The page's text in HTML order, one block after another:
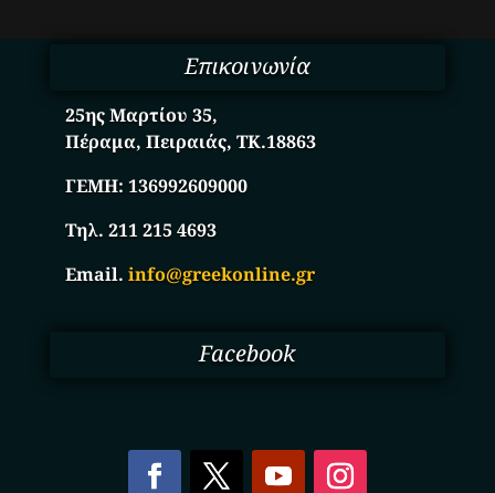
Επικοινωνία
25ης Μαρτίου 35,
Πέραμα, Πειραιάς, ΤΚ.18863
ΓΕΜΗ:136992609000
Τηλ. 211 215 4693
Email.info@greekonline.gr
Facebook